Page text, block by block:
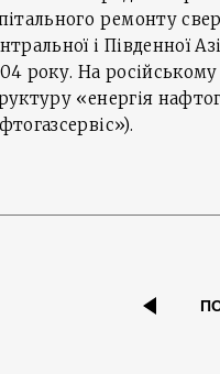
ремонту
і Південної
року. На
«енергія